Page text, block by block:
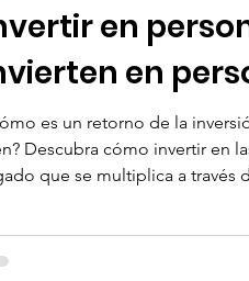
en
en
es un retorno de la
Descubra cómo invertir en
que se multiplica a través